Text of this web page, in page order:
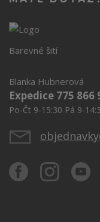
Barevné šití
Blanka Hubnerová
Expedice 775 866
Po-Čt 9-15:30 Pá 9-